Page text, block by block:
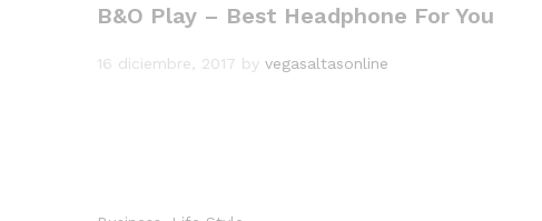
B&O Play – Best Headphone For You
16 diciembre, 2017 by vegasaltasonline